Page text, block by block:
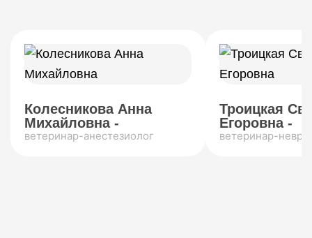
Колесникова Анна
Михайловна -
ветеринар-анестезиолог
Троицкая
Егоровна -
ветеринар-